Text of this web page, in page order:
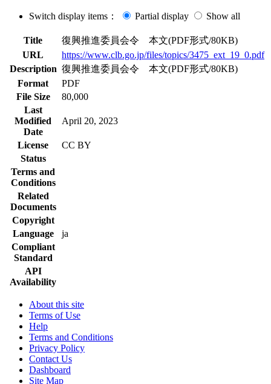
Switch display items： Partial display Show all
Title
復興推進委員会令 本文(PDF形式/80KB)
URL
https://www.clb.go.jp/files/topics/3475_ext_19_0.pdf
Description 復興推進委員会令 本文(PDF形式/80KB)
Format
PDF
File Size
80,000
Last
Modified
Date
April 20, 2023
License
CC BY
Status
Terms and
Conditions
Related
Documents
Copyright
Language
ja
Compliant
Standard
API
Availability
About this site
Terms of Use
Help
Terms and Conditions
Privacy Policy
Contact Us
Dashboard
Site Map